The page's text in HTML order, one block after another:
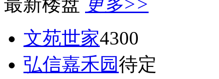
文苑世家4300
弘信嘉禾园待定